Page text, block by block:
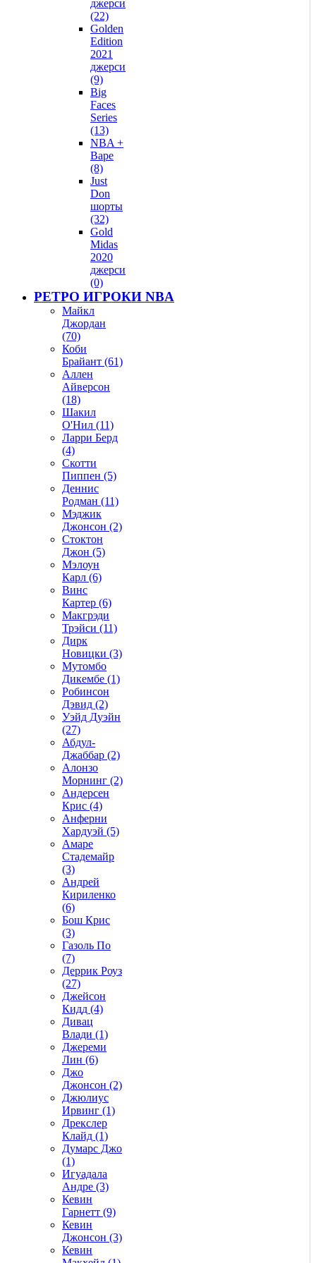
джерси
(22)
Golden
Edition
2021
джерси
(9)
Big
Faces
Series
(13)
NBA +
Bape
(8)
Just
Don
шорты
(32)
Gold
Midas
2020
джерси
(0)
РЕТРО ИГРОКИ NBA
Майкл
Джордан
(70)
Коби
Брайант (61)
Аллен
Айверсон
(18)
Шакил
О'Нил (11)
Ларри Берд
(4)
Скотти
Пиппен (5)
Деннис
Родман (11)
Мэджик
Джонсон (2)
Стоктон
Джон (5)
Мэлоун
Карл (6)
Винс
Картер (6)
Макгрэди
Трэйси (11)
Дирк
Новицки (3)
Мутомбо
Дикембе (1)
Робинсон
Дэвид (2)
Уэйд Дуэйн
(27)
Абдул-
Джаббар (2)
Алонзо
Морнинг (2)
Андерсен
Крис (4)
Анферни
Xардуэй (5)
Амаре
Стадемайр
(3)
Андрей
Кириленко
(6)
Бош Крис
(3)
Газоль По
(7)
Деррик Роуз
(27)
Джейсон
Кидд (4)
Дивац
Влади (1)
Джереми
Лин (6)
Джо
Джонсон (2)
Джюлиус
Ирвинг (1)
Дрекслер
Клайд (1)
Думарс Джо
(1)
Игуадала
Андре (3)
Кевин
Гарнетт (9)
Кевин
Джонсон (3)
Кевин